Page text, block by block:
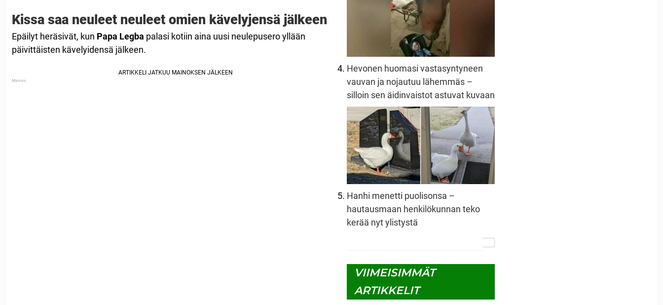
Kissa saa neuleet neuleet omien kävelyjensä jälkeen
Epäilyt heräsivät, kun Papa Legba palasi kotiin aina uusi neulepusero yllään
päivittäisten kävelyidensä jälkeen.
Hevonen huomasi vastasyntyneen
vauvan ja nojautuu lähemmäs –
silloin sen äidinvaistot astuvat kuvaan
Hanhi menetti puolisonsa –
hautausmaan henkilökunnan teko
kerää nyt ylistystä
VIIMEISIMMÄT
ARTIKKELIT